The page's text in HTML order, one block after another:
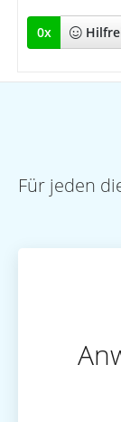
0x
Für jeden